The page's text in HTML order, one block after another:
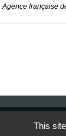
Agence française
This